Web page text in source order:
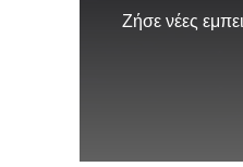
Ζήσε νέες